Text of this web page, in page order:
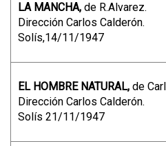
LA MANCHA, de R.Alvarez.
Dirección Carlos Calderón.
Solís,14/11/1947
EL HOMBRE NATURAL, de
Dirección Carlos Calderón.
Solís 21/11/1947